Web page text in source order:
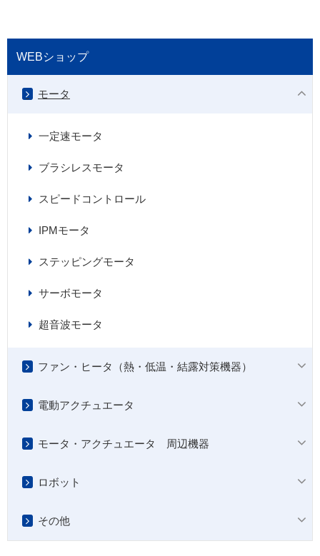
WEBショップ
モータ
一定速モータ
ブラシレスモータ
スピードコントロール
IPMモータ
ステッピングモータ
サーボモータ
超音波モータ
ファン・ヒータ（熱・低温・結露対策機器）
電動アクチュエータ
モータ・アクチュエータ 周辺機器
ロボット
その他